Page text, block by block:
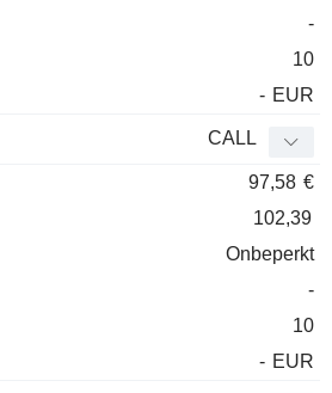
-
10
- EUR
CALL
97,58 €
102,39
Onbeperkt
-
10
- EUR